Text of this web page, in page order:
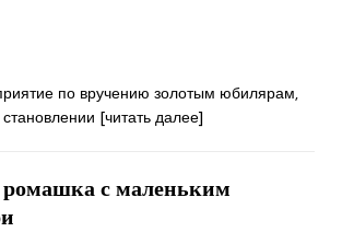
по вручению золотым юбилярам,
[читать далее]
ромашка с маленьким